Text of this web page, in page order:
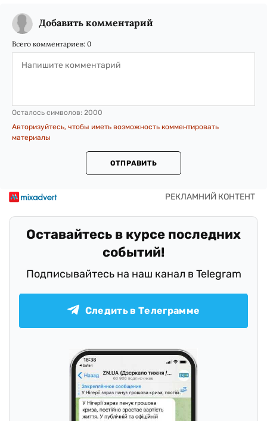
Добавить комментарий
Всего комментариев: 0
Осталось символов: 2000
Авторизуйтесь, чтобы иметь возможность комментировать
материалы
ОТПРАВИТЬ
Оставайтесь в курсе последних
событий!
Подписывайтесь на наш канал в Telegram
Следить в Телеграмме